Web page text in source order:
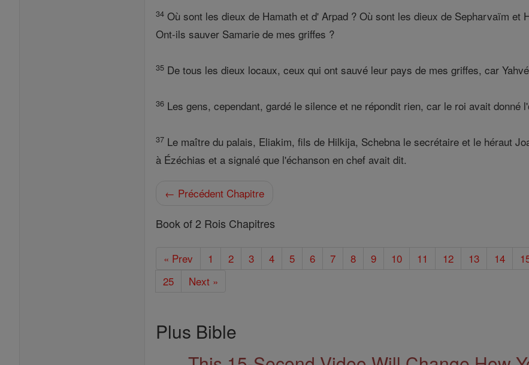
34 Où sont les dieux de Hamath et d' Arpad ? Où sont les dieux de Sepharvaïm
Ont-ils sauver Samarie de mes griffes ?
35 De tous les dieux locaux, ceux qui ont sauvé leur pays de mes griffes, car
36 Les gens, cependant, gardé le silence et ne répondit rien, car le roi avait donné
37 Le maître du palais, Eliakim, fils de Hilkija, Schebna le secrétaire et le héraut
à Ézéchias et a signalé que l'échanson en chef avait dit.
← Précédent Chapitre
Book of 2 Rois Chapitres
« Prev 1 2 3 4 5 6 7 8 9 10 11 12 13 14
25
Next »
Plus Bible